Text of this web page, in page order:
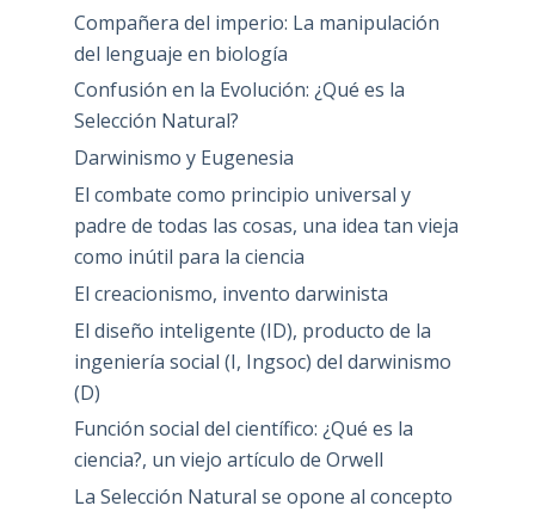
Compañera del imperio: La manipulación
del lenguaje en biología
Confusión en la Evolución: ¿Qué es la
Selección Natural?
Darwinismo y Eugenesia
El combate como principio universal y
padre de todas las cosas, una idea tan vieja
como inútil para la ciencia
El creacionismo, invento darwinista
El diseño inteligente (ID), producto de la
ingeniería social (I, Ingsoc) del darwinismo
(D)
Función social del científico: ¿Qué es la
ciencia?, un viejo artículo de Orwell
La Selección Natural se opone al concepto